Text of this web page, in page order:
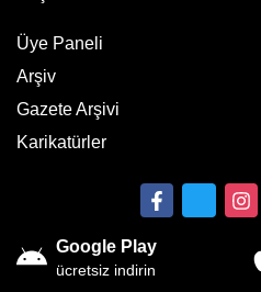
Üye Paneli
Arşiv
Gazete Arşivi
Karikatürler
Google Play
ücretsiz indirin